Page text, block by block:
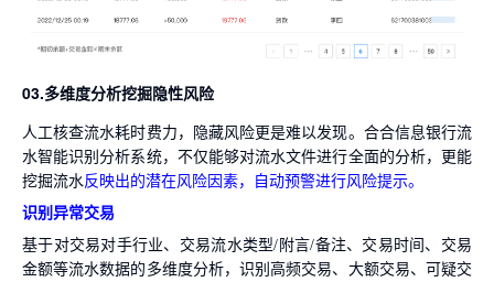
03.多维度分析挖掘隐性风险
人工核查流水耗时费力，隐藏风险更是难以发现。合合信息银行流
水智能识别分析系统，不仅能够对流水文件进行全面的分析，更能
挖掘流水反映出的潜在风险因素，自动预警进行风险提示。
识别异常交易
基于对交易对手行业、交易流水类型/附言/备注、交易时间、交易
金额等流水数据的多维度分析，识别高频交易、大额交易、可疑交